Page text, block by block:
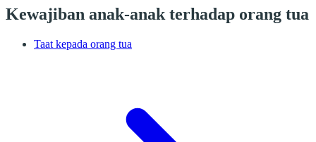
Kewajiban anak-anak terhadap orang tua
Taat kepada orang tua